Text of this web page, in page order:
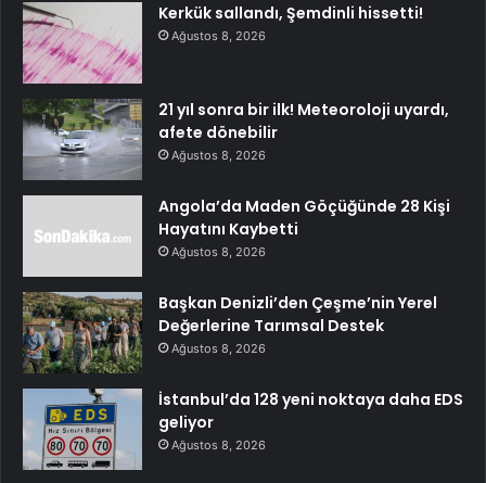
Kerkük sallandı, Şemdinli hissetti!
Ağustos 8, 2026
21 yıl sonra bir ilk! Meteoroloji uyardı,
afete dönebilir
Ağustos 8, 2026
Angola’da Maden Göçüğünde 28 Kişi
Hayatını Kaybetti
Ağustos 8, 2026
Başkan Denizli’den Çeşme’nin Yerel
Değerlerine Tarımsal Destek
Ağustos 8, 2026
İstanbul’da 128 yeni noktaya daha EDS
geliyor
Ağustos 8, 2026